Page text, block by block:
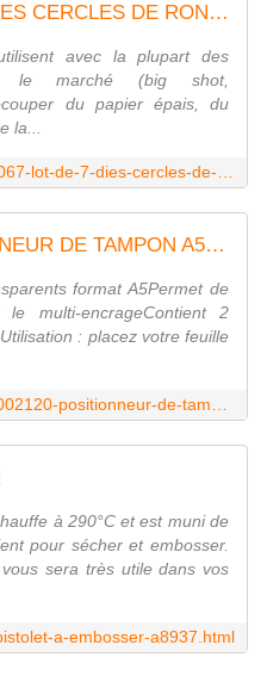
FDSDL067 : LOT DE 7 DIES CERCLES DE RONDS Fée du Scrap
avec la plupart des
le marché (big shot,
du papier épais, du
la...
AR18002120 : POSITIONNEUR DE TAMPON A5 ARTEMIO FEE DU SCRAP
format A5Permet de
le multi-encrageContient 2
: placez votre feuille
à 290°C et est muni de
pour sécher et embosser.
sera très utile dans vos
a-embosser-a8937.html